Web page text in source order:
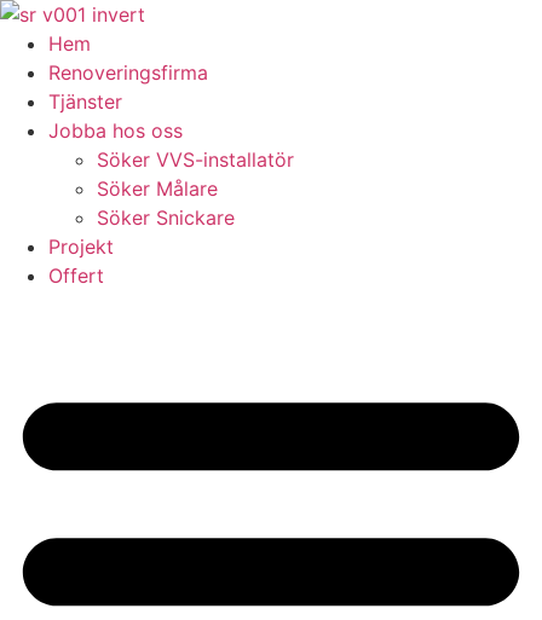
Skip
content
Hem
Renoveringsfirma
Tjänster
Jobba hos oss
Söker VVS-installatör
Söker Målare
Söker Snickare
Projekt
Offert